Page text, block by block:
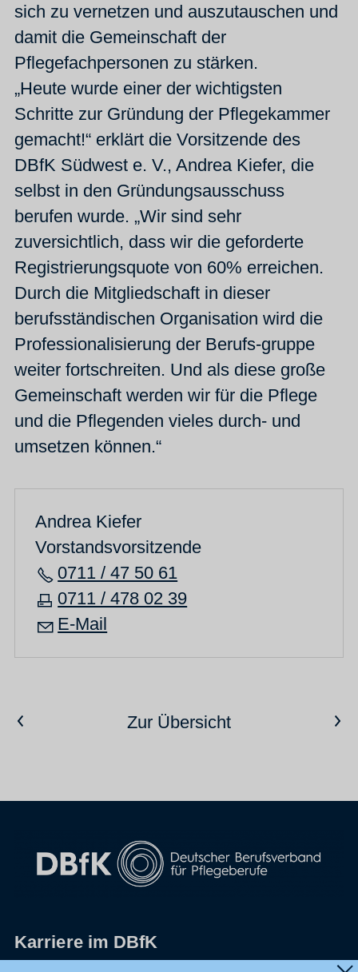
sich zu vernetzen und auszutauschen und
damit die Gemeinschaft der
Pflegefachpersonen zu stärken.
„Heute wurde einer der wichtigsten
Schritte zur Gründung der Pflegekammer
gemacht!“ erklärt die Vorsitzende des
DBfK Südwest e. V., Andrea Kiefer, die
selbst in den Gründungsausschuss
berufen wurde. „Wir sind sehr
zuversichtlich, dass wir die geforderte
Registrierungsquote von 60% erreichen.
Durch die Mitgliedschaft in dieser
berufsständischen Organisation wird die
Professionalisierung der Berufs-gruppe
weiter fortschreiten. Und als diese große
Gemeinschaft werden wir für die Pflege
und die Pflegenden vieles durch- und
umsetzen können.“
Andrea Kiefer
Vorstandsvorsitzende
0711 / 47 50 61
0711 / 478 02 39
E-Mail
Vorheriger ArtikelZur ÜbersichtNächster Artikel
Karriere im DBfK